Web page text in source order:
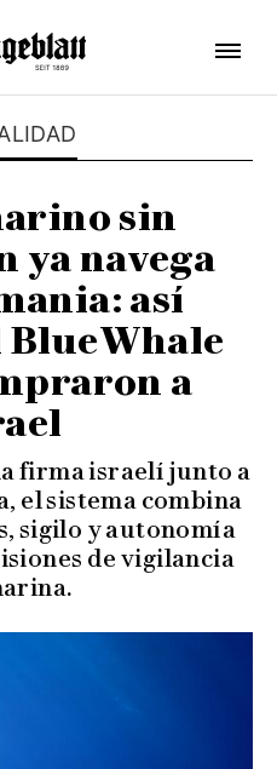
sin
navega
así
a
firma israelí junto a
el sistema combina
sigilo y autonomía
de vigilancia